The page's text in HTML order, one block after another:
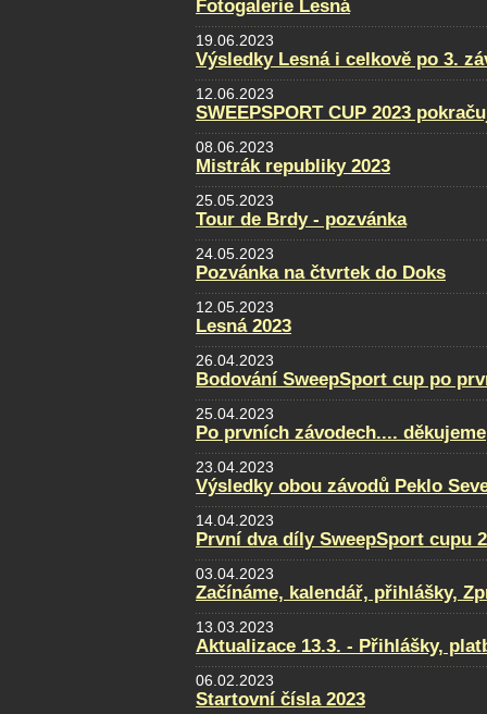
Fotogalerie Lesná
19.06.2023
Výsledky Lesná i celkově po 3.
12.06.2023
SWEEPSPORT CUP 2023
08.06.2023
Mistrák republiky 2023
25.05.2023
Tour de Brdy - pozvánka
24.05.2023
Pozvánka na čtvrtek do Doks
12.05.2023
Lesná 2023
26.04.2023
Bodování SweepSport cup po
25.04.2023
Po prvních závodech.... děkujeme
23.04.2023
Výsledky obou závodů Peklo
14.04.2023
První dva díly SweepSport cupu
03.04.2023
Začínáme, kalendář, přihlášky,
13.03.2023
Aktualizace 13.3. - Přihlášky,
06.02.2023
Startovní čísla 2023